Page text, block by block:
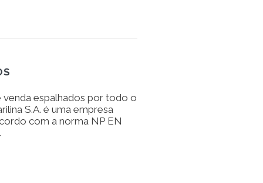
espalhados por todo o
S.A. é uma empresa
com a norma NP EN